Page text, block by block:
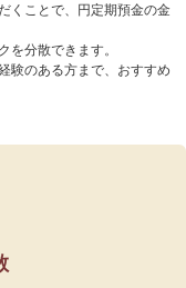
くことで、円定期預金の金
を分散できます。
験のある方まで、おすすめ